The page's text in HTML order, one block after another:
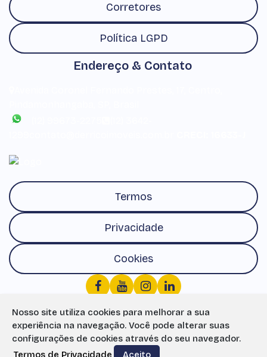
Nosso site utiliza cookies para melhorar a sua
experiência na navegação. Você pode alterar suas
configurações de cookies através do seu navegador.
Termos de Privacidade
Aceito
Corretores
Política LGPD
Endereço & Contato
Termos
Privacidade
Cookies